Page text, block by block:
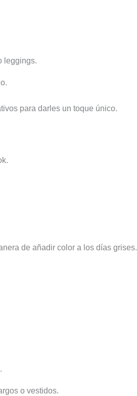
leggings.
para darles un toque único.
de añadir color a los días grises.
o vestidos.